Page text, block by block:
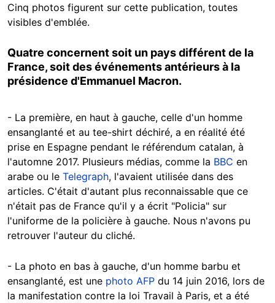
Cinq photos figurent sur cette publication, toutes
visibles d'emblée.
Quatre concernent soit un pays différent de la
France, soit des événements antérieurs à la
présidence d'Emmanuel Macron.
- La première, en haut à gauche, celle d'un homme
ensanglanté et au tee-shirt déchiré, a en réalité été
prise en Espagne pendant le référendum catalan, à
l'automne 2017. Plusieurs médias, comme la BBC en
arabe ou le Telegraph, l'avaient utilisée dans des
articles. C'était d'autant plus reconnaissable que ce
n'était pas de France qu'il y a écrit "Policia" sur
l'uniforme de la policière à gauche. Nous n'avons pu
retrouver l'auteur du cliché.
- La photo en bas à gauche, d'un homme barbu et
ensanglanté, est une photo AFP du 14 juin 2016, lors de
la manifestation contre la loi Travail à Paris, et a été